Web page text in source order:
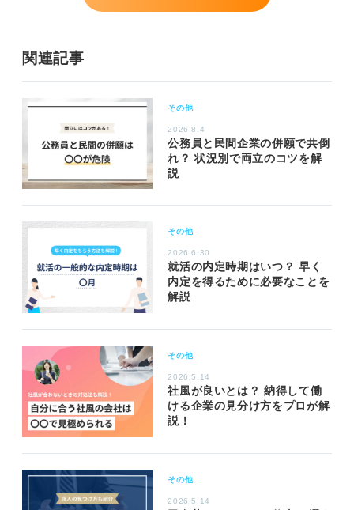
関連記事
その他
2026.8.4
公務員と民間企業の併願で共倒
れ？ 状況別で両立のコツを解
説
その他
2026.6.30
就活の内定時期はいつ？ 早く
内定を得るために必要なことを
解説
その他
2026.5.14
社風が良いとは？ 納得して働
ける企業の見分け方をプロが解
説！
その他
2026.5.14